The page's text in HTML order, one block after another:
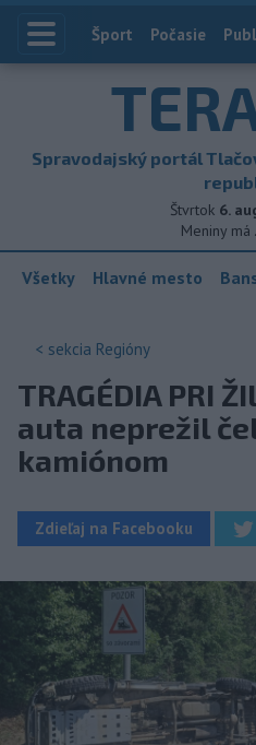
Index
Šport Počasie
Spravodajský portál
Štvrtok 6.
Meniny má
Všetky Hlavné mesto
< sekcia Regióny
TRAGÉDIA PRI
auta neprežil
kamiónom
Zdieľaj na Facebooku